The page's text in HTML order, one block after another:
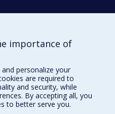
importance of
personalize your
are required to
and security, while
By accepting all, you
to better serve you.